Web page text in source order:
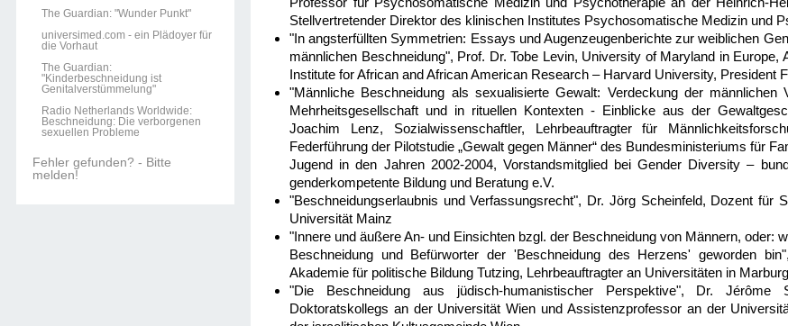
The Guardian: "Wunder Punkt"
universimed.com - ein Plädoyer für
die Vorhaut
The Guardian:
"Kinderbeschneidung ist
Genitalverstümmelung"
Radio Netherlands Worldwide:
Beschneidung: Die verborgenen
sexuellen Probleme
Fehler gefunden? - Bitte
melden!
Stellvertretender Direktor des klinischen Institutes Psychosomatische Medizin und
"In angsterfüllten Symmetrien: Essays und Augenzeugenberichte zur weiblichen
männlichen Beschneidung", Prof. Dr. Tobe Levin, University of Maryland in Europe,
Institute for African and African American Research – Harvard University, President
"Männliche Beschneidung als sexualisierte Gewalt: Verdeckung der männlichen
Mehrheitsgesellschaft und in rituellen Kontexten - Einblicke aus der
Joachim Lenz, Sozialwissenschaftler, Lehrbeauftragter für
Federführung der Pilotstudie „Gewalt gegen Männer“ des Bundesministeriums für
Jugend in den Jahren 2002-2004, Vorstandsmitglied bei Gender Diversity –
genderkompetente Bildung und Beratung e.V.
"Beschneidungserlaubnis und Verfassungsrecht", Dr. Jörg Scheinfeld, Dozent für
Universität Mainz
"Innere und äußere An- und Einsichten bzgl. der Beschneidung von Männern, oder:
Beschneidung und Befürworter der 'Beschneidung des Herzens' geworden bin",
Akademie für politische Bildung Tutzing, Lehrbeauftragter an Universitäten in
"Die Beschneidung aus jüdisch-humanistischer Perspektive", Dr. Jérôme
Doktoratskollegs an der Universität Wien und Assistenzprofessor an der